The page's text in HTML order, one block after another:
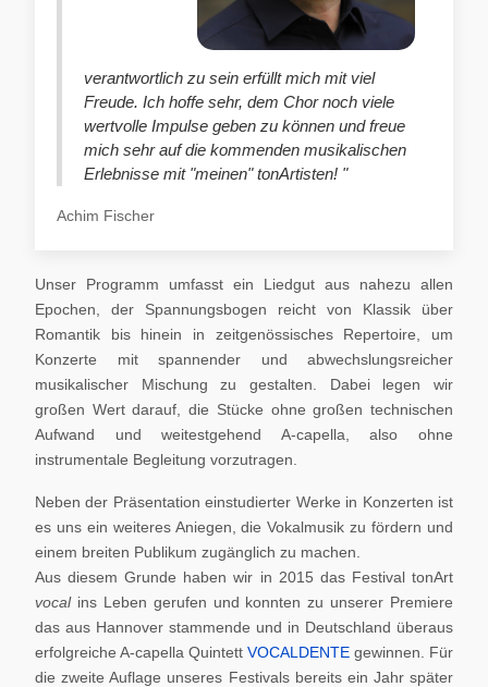
verantwortlich zu sein erfüllt mich mit viel
Freude. Ich hoffe sehr, dem Chor noch viele
wertvolle Impulse geben zu können und freue
mich sehr auf die kommenden musikalischen
Erlebnisse mit "meinen" tonArtisten! "
Achim Fischer
Unser Programm umfasst ein Liedgut aus nahezu allen
Epochen, der Spannungsbogen reicht von Klassik über
Romantik bis hinein in zeitgenössisches Repertoire, um
Konzerte mit spannender und abwechslungsreicher
musikalischer Mischung zu gestalten. Dabei legen wir
großen Wert darauf, die Stücke ohne großen technischen
Aufwand und weitestgehend A-capella, also ohne
instrumentale Begleitung vorzutragen.
Neben der Präsentation einstudierter Werke in Konzerten ist
es uns ein weiteres Aniegen, die Vokalmusik zu fördern und
einem breiten Publikum zugänglich zu machen.
Aus diesem Grunde haben wir in 2015 das Festival tonArt
vocal ins Leben gerufen und konnten zu unserer Premiere
das aus Hannover stammende und in Deutschland überaus
erfolgreiche A-capella Quintett VOCALDENTE gewinnen. Für
die zweite Auflage unseres Festivals bereits ein Jahr später